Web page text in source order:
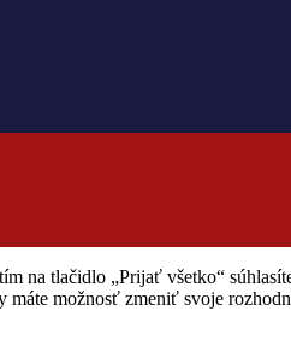
na tlačidlo „Prijať všetko“
možnosť zmeniť svoje